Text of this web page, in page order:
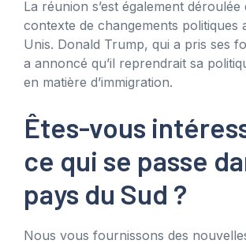
La réunion s’est également déroulée
contexte de changements politiques
Unis. Donald Trump, qui a pris ses
a annoncé qu’il reprendrait sa
en matière d’immigration.
Êtes-vous
ce qui se passe
pays du Sud ?
Nous vous fournissons des